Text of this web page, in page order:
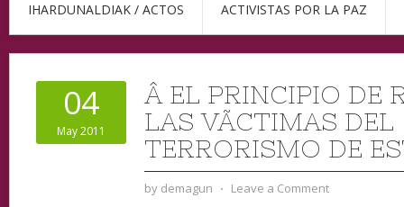
IHARDUNALDIAK / ACTOS ACTIVISTAS POR LA PAZ
04
May 2011
Â EL PRINCIPIO DE
LAS VÃ­CTIMAS DEL
TERRORISMO DE
by demagun ⋅ Leave a Comment